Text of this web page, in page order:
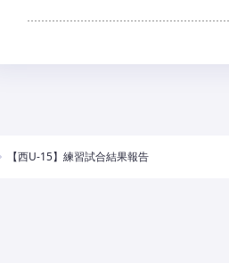
【西U-15】練習試合結果報告